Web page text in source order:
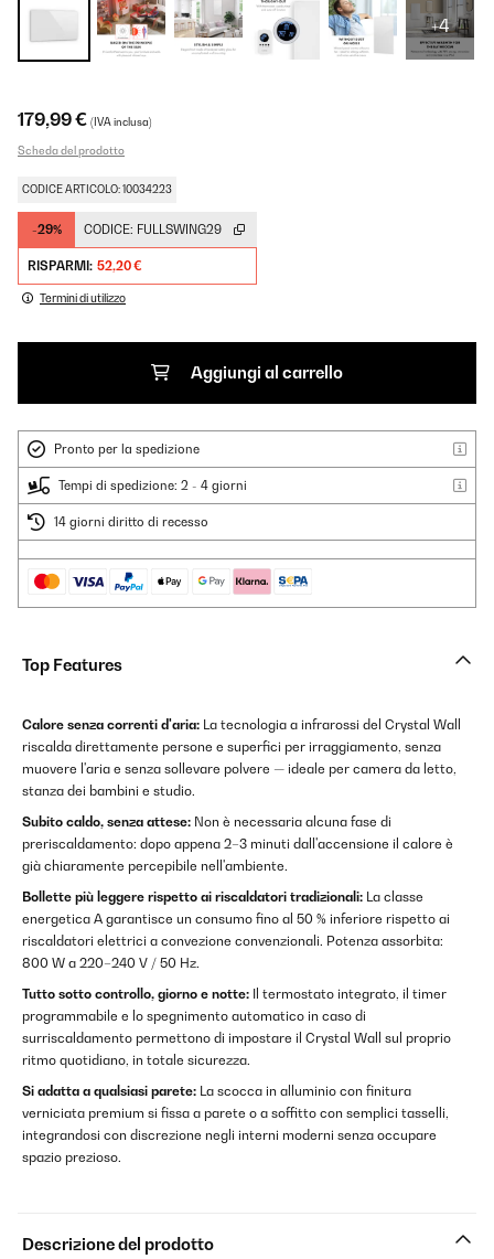
+4
179,99 € (IVA inclusa)
Scheda del prodotto
CODICE ARTICOLO: 10034223
-29% CODICE: FULLSWING29
RISPARMI: 52,20 €
Termini di utilizzo
Aggiungi al carrello
Pronto per la spedizione
Tempi di spedizione: 2 - 4 giorni
14 giorni diritto di recesso
Top Features
Calore senza correnti d'aria: La tecnologia a infrarossi del Crystal Wall
riscalda direttamente persone e superfici per irraggiamento, senza
muovere l'aria e senza sollevare polvere — ideale per camera da letto,
stanza dei bambini e studio.
Subito caldo, senza attese: Non è necessaria alcuna fase di
preriscaldamento: dopo appena 2–3 minuti dall'accensione il calore è
già chiaramente percepibile nell'ambiente.
Bollette più leggere rispetto ai riscaldatori tradizionali: La classe
energetica A garantisce un consumo fino al 50 % inferiore rispetto ai
riscaldatori elettrici a convezione convenzionali. Potenza assorbita:
800 W a 220–240 V / 50 Hz.
Tutto sotto controllo, giorno e notte: Il termostato integrato, il timer
programmabile e lo spegnimento automatico in caso di
surriscaldamento permettono di impostare il Crystal Wall sul proprio
ritmo quotidiano, in totale sicurezza.
Si adatta a qualsiasi parete: La scocca in alluminio con finitura
verniciata premium si fissa a parete o a soffitto con semplici tasselli,
integrandosi con discrezione negli interni moderni senza occupare
spazio prezioso.
Descrizione del prodotto